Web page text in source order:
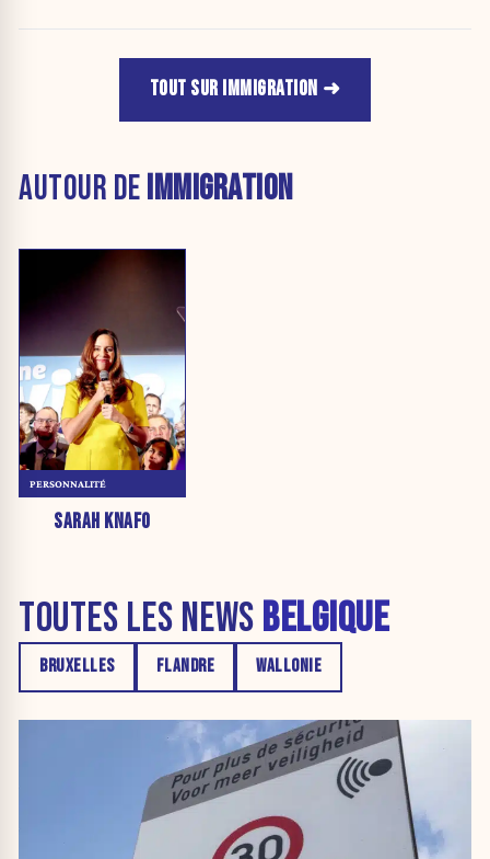
TOUT SUR IMMIGRATION
AUTOUR DEIMMIGRATION
SARAH KNAFO
PERSONNALITÉ
TOUTES LES NEWS BELGIQUE
BRUXELLES FLANDRE WALLONIE